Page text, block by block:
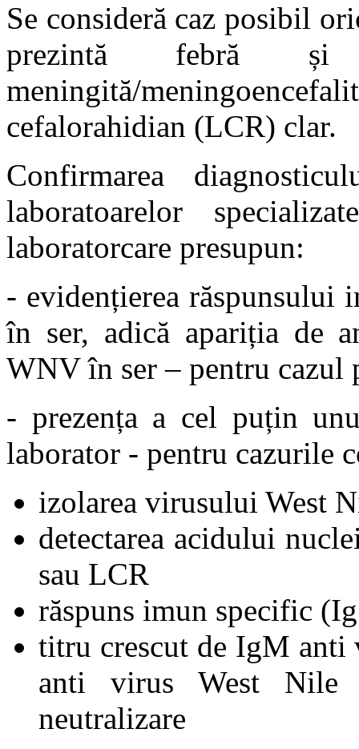
Se consideră caz posibil
prezintă febră și
meningită/
cefalorahidian (LCR) clar.
Confirmarea
laboratoarelor
laboratorcare presupun:
- evidențierea răspunsului
în ser, adică apariția de
WNV în ser – pentru cazul
- prezența a cel puțin
laborator - pentru cazurile
izolarea virusului West
detectarea acidului
sau LCR
răspuns imun specific
titru crescut de IgM anti
anti virus West
neutralizare